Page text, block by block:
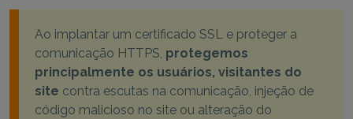
Ao implantar um certificado SSL e proteger a
comunicação HTTPS, protegemos
principalmente os usuários, visitantes do
site contra escutas na comunicação, injeção de
código malicioso no site ou alteração do